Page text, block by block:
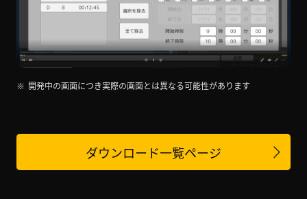
開発中の画面につき実際の画面とは異なる可能性があります
ダウンロード一覧ページ